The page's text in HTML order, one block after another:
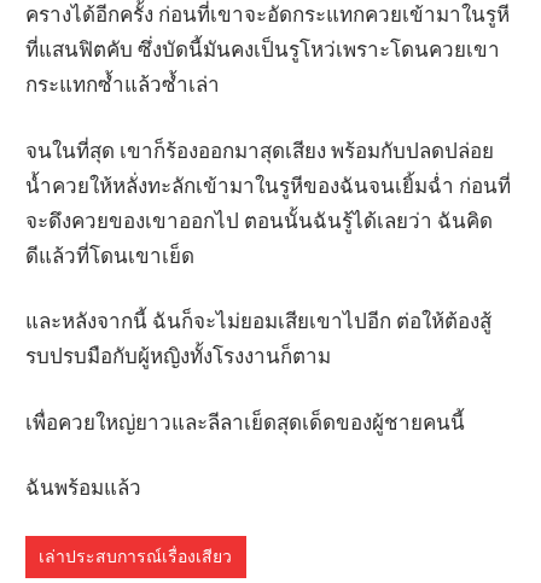
ครางได้อีกครั้ง ก่อนที่เขาจะอัดกระแทกควยเข้ามาในรูหี
ที่แสนฟิตคับ ซึ่งบัดนี้มันคงเป็นรูโหว่เพราะโดนควยเขา
กระแทกซ้ำแล้วซ้ำเล่า
จนในที่สุด เขาก็ร้องออกมาสุดเสียง พร้อมกับปลดปล่อย
น้ำควยให้หลั่งทะลักเข้ามาในรูหีของฉันจนเยิ้มฉ่ำ ก่อนที่
จะดึงควยของเขาออกไป ตอนนั้นฉันรู้ได้เลยว่า ฉันคิด
ดีแล้วที่โดนเขาเย็ด
และหลังจากนี้ ฉันก็จะไม่ยอมเสียเขาไปอีก ต่อให้ต้องสู้
รบปรบมือกับผู้หญิงทั้งโรงงานก็ตาม
เพื่อควยใหญ่ยาวและลีลาเย็ดสุดเด็ดของผู้ชายคนนี้
ฉันพร้อมแล้ว
เล่าประสบการณ์เรื่องเสียว